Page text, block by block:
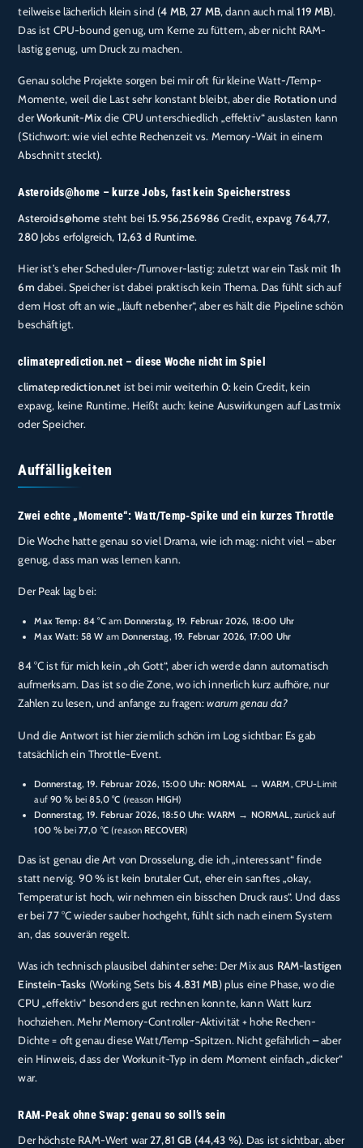
teilweise lächerlich klein sind (4 MB,27 MB, dann auch mal119 MB).
Das ist CPU-bound genug, um Kerne zu füttern, aber nicht RAM-
lastig genug, um Druck zu machen.
Genau solche Projekte sorgen bei mir oft für kleine Watt-/Temp-
Momente, weil die Last sehr konstant bleibt, aber die Rotationund
derWorkunit-Mixdie CPU unterschiedlich „effektiv“ auslasten kann
(Stichwort: wie viel echte Rechenzeit vs. Memory-Wait in einem
Abschnitt steckt).
Asteroids@home – kurze Jobs, fast kein Speicherstress
Asteroids@home steht bei15.956,256986 Credit,expavg 764,77,
280Jobs erfolgreich, 12,63 d Runtime.
Hier ist’s eher Scheduler-/Turnover-lastig: zuletzt war ein Task mit 1h
6m dabei. Speicher ist dabei praktisch kein Thema. Das fühlt sich auf
dem Host oft an wie „läuft nebenher“, aber es hält die Pipeline schön
beschäftigt.
climateprediction.net – diese Woche nicht im Spiel
climateprediction.net ist bei mir weiterhin0: kein Credit, kein
expavg, keine Runtime. Heißt auch: keine Auswirkungen auf Lastmix
oder Speicher.
Auffälligkeiten
Zwei echte „Momente“: Watt/Temp-Spike und ein kurzes Throttle
Die Woche hatte genau so viel Drama, wie ich mag: nicht viel – aber
genug, dass man was lernen kann.
Der Peak lag bei:
Max Temp: 84 °CamDonnerstag, 19. Februar 2026, 18:00 Uhr
Max Watt: 58 W amDonnerstag, 19. Februar 2026, 17:00 Uhr
84 °C ist für mich kein „oh Gott“, aber ich werde dann automatisch
aufmerksam. Das ist so die Zone, wo ich innerlich kurz aufhöre, nur
Zahlen zu lesen, und anfange zu fragen:warum genau da?
Und die Antwort ist hier ziemlich schön im Log sichtbar: Es gab
tatsächlich ein Throttle-Event.
Donnerstag, 19. Februar 2026, 15:00 Uhr: NORMAL → WARM, CPU-Limit
auf90 % bei85,0 °C (reason HIGH)
Donnerstag, 19. Februar 2026, 18:50 Uhr: WARM → NORMAL, zurück auf
100 % bei 77,0 °C(reasonRECOVER)
Das ist genau die Art von Drosselung, die ich „interessant“ finde
statt nervig. 90 % ist kein brutaler Cut, eher ein sanftes „okay,
Temperatur ist hoch, wir nehmen ein bisschen Druck raus“. Und dass
er bei 77 °C wieder sauber hochgeht, fühlt sich nach einem System
an, das souverän regelt.
Was ich technisch plausibel dahinter sehe: Der Mix aus RAM-lastigen
Einstein-Tasks (Working Sets bis4.831 MB) plus eine Phase, wo die
CPU „effektiv“ besonders gut rechnen konnte, kann Watt kurz
hochziehen. Mehr Memory-Controller-Aktivität + hohe Rechen-
Dichte = oft genau diese Watt/Temp-Spitzen. Nicht gefährlich – aber
ein Hinweis, dass der Workunit-Typ in dem Moment einfach „dicker“
war.
RAM-Peak ohne Swap: genau so soll’s sein
Der höchste RAM-Wert war27,81 GB (44,43 %). Das ist sichtbar, aber